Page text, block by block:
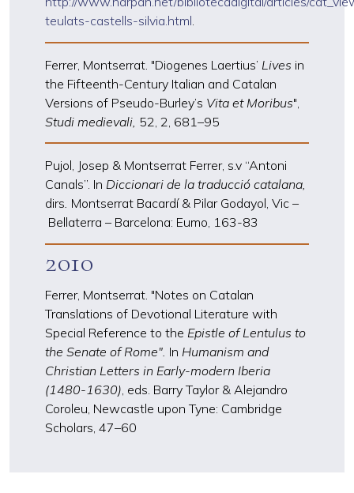
teulats-castells-silvia.html.
Ferrer, Montserrat. "Diogenes Laertius’ Lives in
the Fifteenth-Century Italian and Catalan
Versions of Pseudo-Burley’s Vita et Moribus",
Studi medievali, 52, 2, 681 –95
Pujol, Josep & Montserrat Ferrer, s.v “Antoni
Canals”. In Diccionari de la traducció catalana,
dirs. Montserrat Bacardí & Pilar Godayol, Vic –
Bellaterra – Barcelona: Eumo, 163-83
2010
Ferrer, Montserrat. "Notes on Catalan
Translations of Devotional Literature with
Special Reference to the Epistle of Lentulus to
the Senate of Rome". In Humanism and
Christian Letters in Early-modern Iberia
(1480-1630) , eds. Barry Taylor & Alejandro
Coroleu, Newcastle upon Tyne: Cambridge
Scholars, 47–60